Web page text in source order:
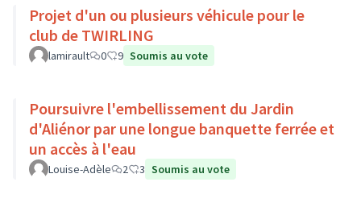
Projet d'un ou plusieurs véhicule pour le
club de TWIRLING
lamirault 0 9 Soumis au vote
Poursuivre l'embellissement du Jardin
d'Aliénor par une longue banquette ferrée et
un accès à l'eau
Louise-Adèle 2 3 Soumis au vote